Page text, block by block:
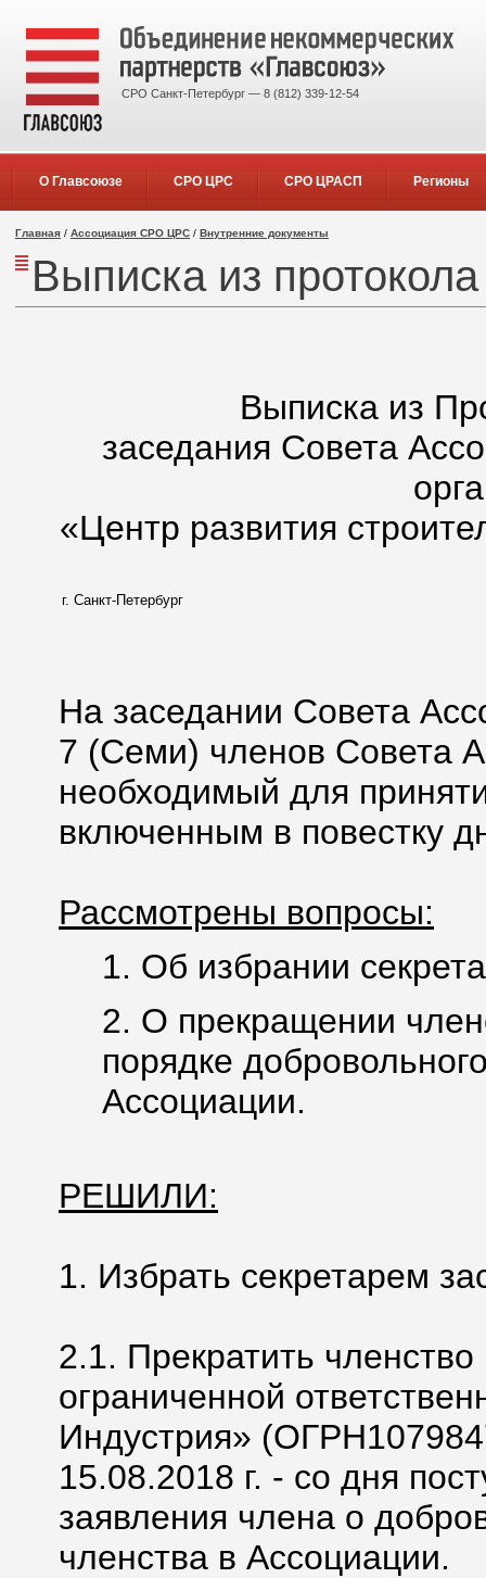
СРО Санкт-Петербург — 8 (812) 339-12-54
О Главсоюзе СРО ЦРС СРО ЦРАСП Регионы
Главная / Ассоциация СРО ЦРС / Внутренние документы
Выписка из протокола
Выписка из
заседания Совета
«Центр развития
г. Санкт-Петербург
На заседании Совета
7 (Семи) членов Совета
необходимый для
включенным в повестку
Рассмотрены вопросы:
1. Об избрании
2. О прекращении
порядке
Ассоциации.
РЕШИЛИ:
1. Избрать секретарем
2.1. Прекратить
ограниченной
Индустрия»
15.08.2018 г. - со дня
заявления члена о
членства в Ассоциации.